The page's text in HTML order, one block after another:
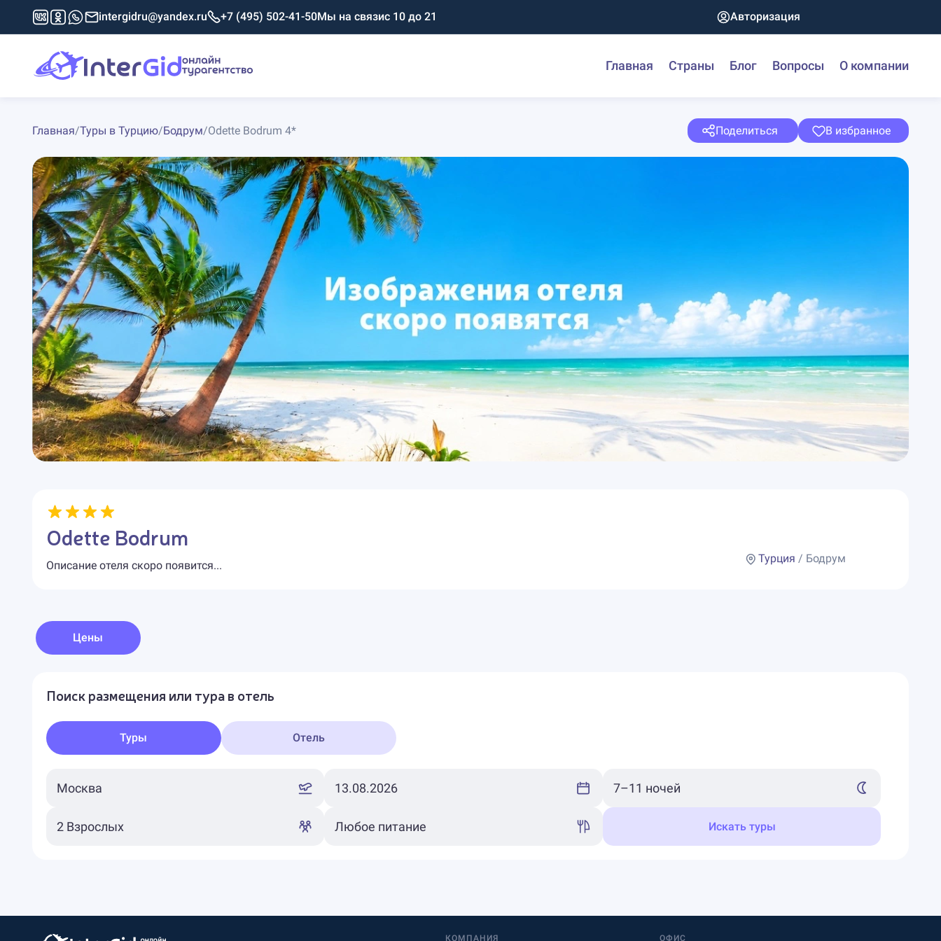
intergidru@yandex.ru +7 (495) 502-41-50Мы на связис 10 до 21 Авторизация
Главная Страны Блог Вопросы О компании
Главная/Туры в Турцию/Бодрум/Odette Bodrum 4* Поделиться В избранное
Odette Bodrum
Описание отеля скоро появится...
Турция / Бодрум
Цены
Поиск размещения или тура в отель
Туры Отель
Искать туры
КОМПАНИЯ ОФИС